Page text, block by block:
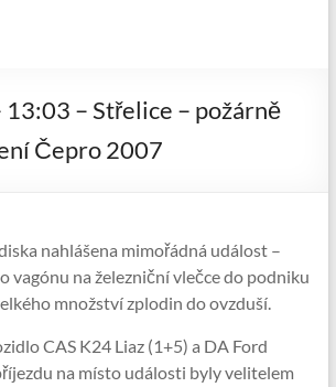
– Střelice – požárně
Čepro 2007
nahlášena mimořádná událost –
vagónu na železniční vlečce do podniku
množství zplodin do ovzduší.
CAS K24 Liaz (1+5) a DA Ford
na místo události byly velitelem